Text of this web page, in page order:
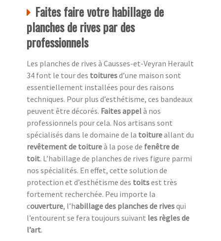
Faites faire votre habillage de
planches de rives par des
professionnels
Les planches de rives à Causses-et-Veyran Herault
34 font le tour des toituresd’une maison sont
essentiellement installées pour des raisons
techniques. Pour plus d’esthétisme, ces bandeaux
peuvent être décorés. Faites appelà nos
professionnels pour cela. Nos artisans sont
spécialisés dans le domaine de la toitureallant du
revêtement de toitureà la pose de fenêtre de
toit. L’habillage de planches de rives figure parmi
nos spécialités. En effet, cette solution de
protection et d’esthétisme des toitsest très
fortement recherchée. Peu importe la
couverture, l’habillage des planches de rivesqui
l’entourent se fera toujours suivant les règles de
l’art.